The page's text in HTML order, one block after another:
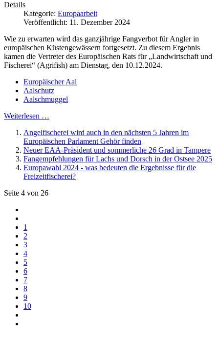
Details
Kategorie: Europaarbeit
Veröffentlicht: 11. Dezember 2024
Wie zu erwarten wird das ganzjährige Fangverbot für Angler in
europäischen Küstengewässern fortgesetzt. Zu diesem Ergebnis
kamen die Vertreter des Europäischen Rats für „Landwirtschaft und
Fischerei“ (Agrifish) am Dienstag, den 10.12.2024.
Europäischer Aal
Aalschutz
Aalschmuggel
Weiterlesen …
Angelfischerei wird auch in den nächsten 5 Jahren im
Europäischen Parlament Gehör finden
Neuer EAA-Präsident und sommerliche 26 Grad in Tampere
Fangempfehlungen für Lachs und Dorsch in der Ostsee 2025
Europawahl 2024 - was bedeuten die Ergebnisse für die
Freizeitfischerei?
Seite 4 von 26
1
2
3
4
5
6
7
8
9
10